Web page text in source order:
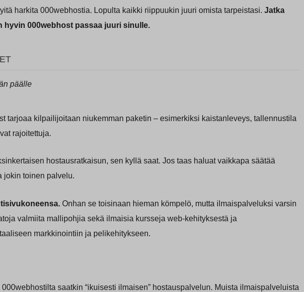
harkita 000webhostia. Lopulta kaikki riippuukin juuri omista tarpeistasi. Jatka
hyvin 000webhost passaa juuri sinulle.
päälle
tarjoaa kilpailijoitaan niukemman paketin – esimerkiksi kaistanleveys, tallennustila
rajoitettuja.
hostausratkaisun, sen kyllä saat. Jos taas haluat vaikkapa säätää
jokin toinen palvelu.
Onhan se toisinaan hieman kömpelö, mutta ilmaispalveluksi varsin
valmiita mallipohjia sekä ilmaisia kursseja web-kehityksestä ja
markkinointiin ja pelikehitykseen.
000webhostilta saatkin “ikuisesti ilmaisen” hostauspalvelun. Muista ilmaispalveluista